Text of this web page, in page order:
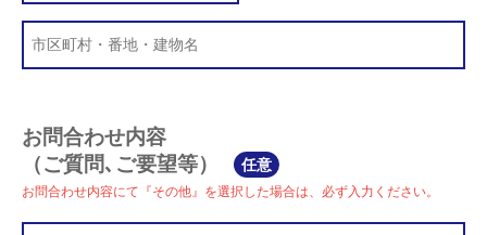
お問合わせ内容
（ご質問､ご要望等）
任意
お問合わせ内容にて『その他』を選択した場合は、必ず入力ください。